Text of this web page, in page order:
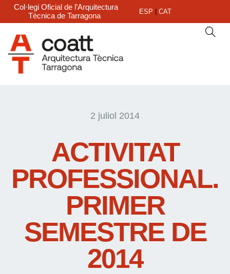
Col·legi Oficial de l’Arquitectura
Tècnica de Tarragona
ESP CAT
2 juliol 2014
ACTIVITAT
PROFESSIONAL.
PRIMER
SEMESTRE DE
2014